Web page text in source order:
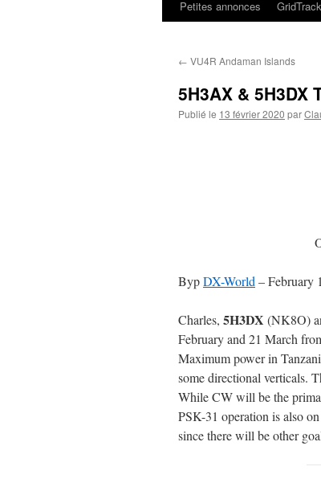
Petites annonces
← VU4R Andaman Islands
5H3AX & 5H3DX
Publié le 13 février 2020 par
BypDX-World –February
Charles, 5H3DX (NK8O)
February and 21 March
Maximum power in
some directional verticals.
While CW will be the
PSK-31 operation is also
since there will be other